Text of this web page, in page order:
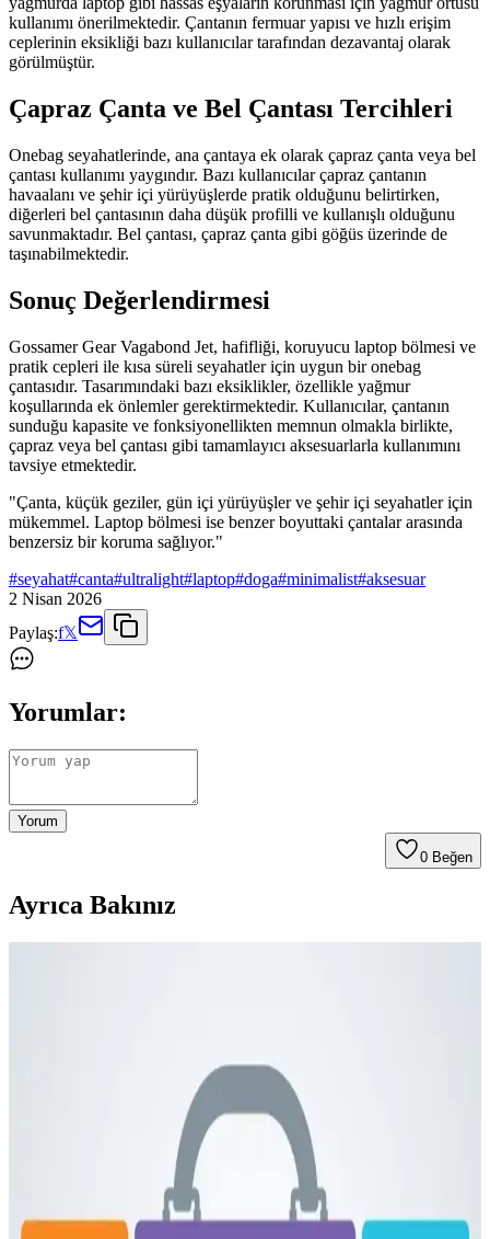
kullanımı önerilmektedir. Çantanın fermuar yapısı ve hızlı erişim
ceplerinin eksikliği bazı kullanıcılar tarafından dezavantaj olarak
görülmüştür.
Çapraz Çanta ve Bel Çantası Tercihleri
Onebag seyahatlerinde, ana çantaya ek olarak çapraz çanta veya bel
çantası kullanımı yaygındır. Bazı kullanıcılar çapraz çantanın
havaalanı ve şehir içi yürüyüşlerde pratik olduğunu belirtirken,
diğerleri bel çantasının daha düşük profilli ve kullanışlı olduğunu
savunmaktadır. Bel çantası, çapraz çanta gibi göğüs üzerinde de
taşınabilmektedir.
Sonuç Değerlendirmesi
Gossamer Gear Vagabond Jet, hafifliği, koruyucu laptop bölmesi ve
pratik cepleri ile kısa süreli seyahatler için uygun bir onebag
çantasıdır. Tasarımındaki bazı eksiklikler, özellikle yağmur
koşullarında ek önlemler gerektirmektedir. Kullanıcılar, çantanın
sunduğu kapasite ve fonksiyonellikten memnun olmakla birlikte,
çapraz veya bel çantası gibi tamamlayıcı aksesuarlarla kullanımını
tavsiye etmektedir.
"Çanta, küçük geziler, gün içi yürüyüşler ve şehir içi seyahatler için
mükemmel. Laptop bölmesi ise benzer boyuttaki çantalar arasında
benzersiz bir koruma sağlıyor."
#seyahat#canta#ultralight#laptop#doga#minimalist#aksesuar
2 Nisan 2026
Paylaş:f𝕏
Yorumlar:
Yorum
0 Beğen
Ayrıca Bakınız
pratik paketleme ve taşınabilirlik sunar. Elektronik cihazlar,
kıyafetler ve kişisel eşyalar düzenli şekilde taşınabilir.
Dooney & Bourke Janine Çantası: Dayanıklı Deri
Tasarımı ve Piyasa Değeri Analizi
Dooney & Bourke Janine çantası, dayanıklı deri yapısı ve şık
tasarımıyla günlük kullanım ve seyahat için ideal. İkinci el
piyasasında uygun fiyatlı, manevi değeri yüksek bir seçenek sunar.